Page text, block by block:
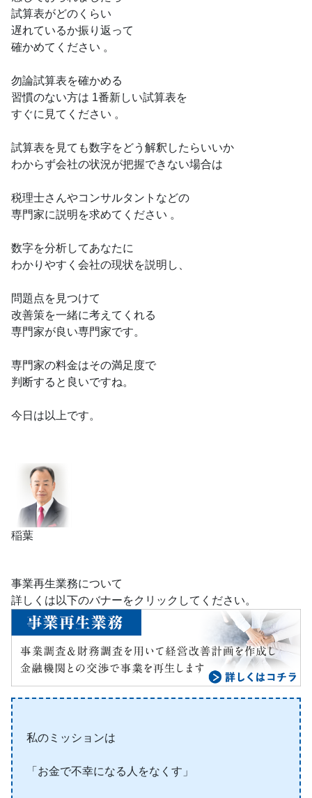
試算表がどのくらい
遅れているか振り返って
確かめてください 。
勿論試算表を確かめる
習慣のない方は 1番新しい試算表を
すぐに見てください 。
試算表を見ても数字をどう解釈したらいいか
わからず会社の状況が把握できない場合は
税理士さんやコンサルタントなどの
専門家に説明を求めてください 。
数字を分析してあなたに
わかりやすく会社の現状を説明し、
問題点を見つけて
改善策を一緒に考えてくれる
専門家が良い専門家です。
専門家の料金はその満足度で
判断すると良いですね。
今日は以上です。
稲葉
事業再生業務について
詳しくは以下のバナーをクリックしてください。
私のミッションは
「お金で不幸になる人をなくす」